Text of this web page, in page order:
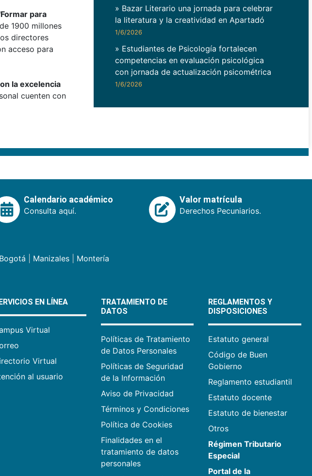
para
1900 millones
directores
acceso para
la excelencia
cuenten con
» Bazar Literario una jornada para celebrar
la literatura y la creatividad en Apartadó
1/6/2026
» Estudiantes de Psicología fortalecen
competencias en evaluación psicológica
con jornada de actualización psicométrica
1/6/2026
Calendario académico
Consulta aquí.
Valor matrícula
Derechos Pecuniarios.
Bogotá Manizales| Montería
EN LÍNEA
Virtual
Virtual
al usuario
TRATAMIENTO DE
DATOS
Políticas de Tratamiento
de Datos Personales
Políticas de Seguridad
de la Información
Aviso de Privacidad
Términos y Condiciones
Política de Cookies
Finalidades en el
tratamiento de datos
personales
REGLAMENTOS Y
DISPOSICIONES
Estatuto general
Código de Buen
Gobierno
Reglamento estudiantil
Estatuto docente
Estatuto de bienestar
Otros
Régimen Tributario
Especial
Portal de la